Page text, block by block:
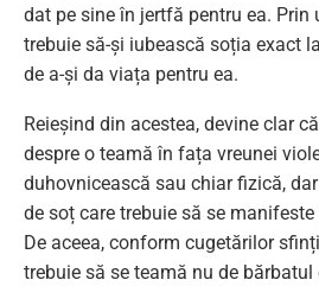
dat pe sine în jertfă pentru ea. Prin
trebuie să-și iubească soția exact
de a-și da viața pentru ea.
Reieșind din acestea, devine clar
despre o teamă în fața vreunei
duhovnicească sau chiar fizică,
de soț care trebuie să se
De aceea, conform cugetărilor
trebuie să se teamă nu de bărbatul